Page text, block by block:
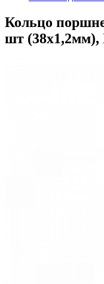
Кольцо
шт (38х1,2мм),